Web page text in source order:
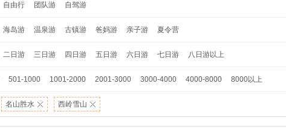
自由行 团队游 自驾游
海岛游 温泉游 古镇游 爸妈游 亲子游 夏令营
二日游 三日游 四日游 五日游 六日游 七日游 八日游以上
501-1000 1001-2000 2001-3000 3000-4000 4000-8000 8000以上
名山胜水 西岭雪山